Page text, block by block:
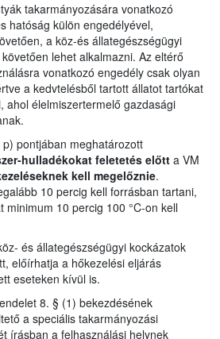
takarmányozására vonatkozó
hatóság külön engedélyével,
a köz-és állategészségügyi
lehet alkalmazni. Az eltérő
vonatkozó engedély csak olyan
a kedvtelésből tartott állatot tartókat
ahol élelmiszertermelő gazdasági
pontjában meghatározott
hulladékokat feletetés előtt a VM
kell megelőznie.
10 percig kell forrásban tartani,
minimum 10 percig 100 °C-on kell
és állategészségügyi kockázatok
előírhatja a hőkezelési eljárás
eseteken kívül is.
8. § (1) bekezdésének
a speciális takarmányozási
írásban a felhasználási helynek